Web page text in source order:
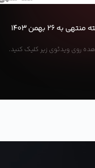
به ۲۶ بهمن ۱۴۰۳
روی ویدئوی زیر کلیک کنید.